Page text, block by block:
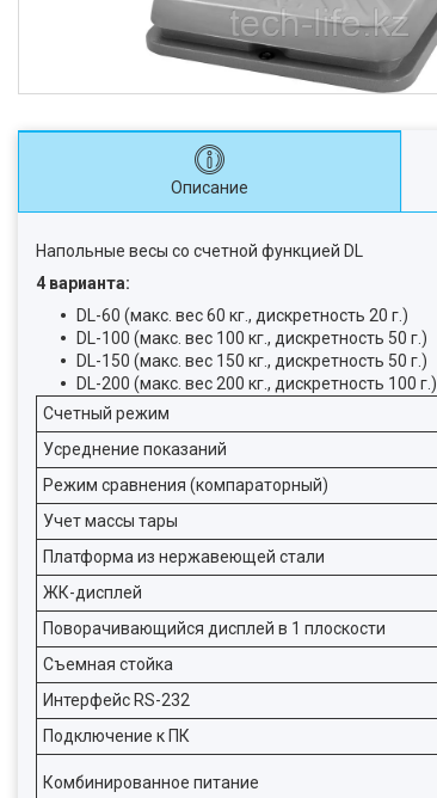
Описание
Напольные весы со счетной функцией DL
4 варианта:
DL-60 (макс. вес 60 кг., дискретность 20 г.)
DL-100 (макс. вес 100 кг., дискретность 50 г.)
DL-150 (макс. вес 150 кг., дискретность 50 г.)
DL-200 (макс. вес 200 кг., дискретность 100 г.)
Счетный режим
Усреднение показаний
Режим сравнения (компараторный)
Учет массы тары
Платформа из нержавеющей стали
ЖК-дисплей
Поворачивающийся дисплей в 1 плоскости
Съемная стойка
Интерфейс RS-232
Подключение к ПК
Комбинированное питание